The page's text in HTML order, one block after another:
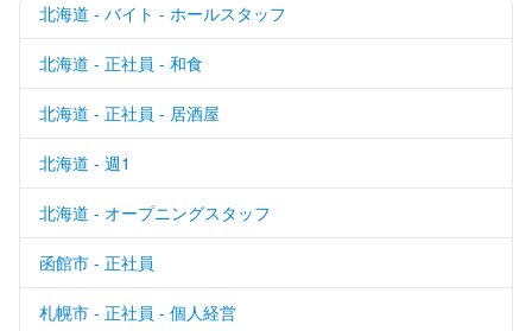
北海道 - バイト - ホールスタッフ
北海道 - 正社員 - 和食
北海道 - 正社員 - 居酒屋
北海道 - 週1
北海道 - オープニングスタッフ
函館市 - 正社員
札幌市 - 正社員 - 個人経営